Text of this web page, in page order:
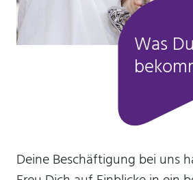
Was Du
Deine Beschäftigung bei uns
Cookie Laufzeit:
Statistik Cookies erfassen
Diese Informationen helfen uns
nutzen wir die Software